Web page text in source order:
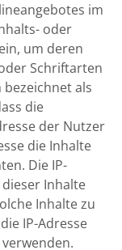
im
oder
um deren
Schriftarten
als
die
der Nutzer
die Inhalte
Die IP-
Inhalte
Inhalte zu
IP-Adresse